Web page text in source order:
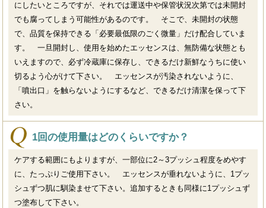
にしたいところですが、それでは運送中や保管状況次第では未開封
でも腐ってしまう可能性があるのです。 そこで、未開封の状態
で、品質を保持できる「必要最低限のごく微量」だけ配合していま
す。 一旦開封し、使用を始めたエッセンスは、無防備な状態とも
いえますので、必ず冷蔵庫に保存し、できるだけ新鮮なうちに使い
切るよう心がけて下さい。 エッセンスが汚染されないように、
「噴出口」を触らないようにするなど、できるだけ清潔を保って下
さい。
1回の使用量はどのくらいですか？
ケアする範囲にもよりますが、一部位に2～3プッシュ程度をめやす
に、たっぷりご使用下さい。 エッセンスが垂れないように、1プッ
シュずつ肌に馴染ませて下さい。追加するときも同様に1プッシュず
つ塗布して下さい。